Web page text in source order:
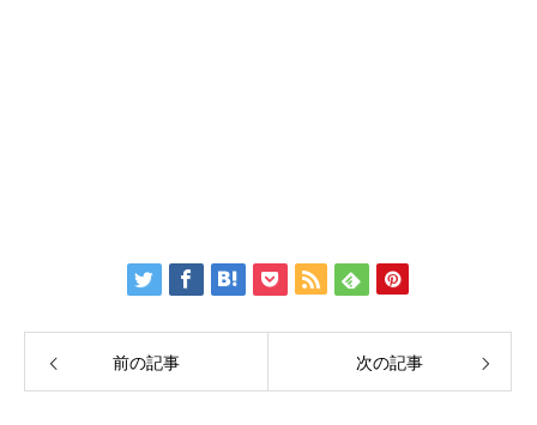
前の記事 次の記事